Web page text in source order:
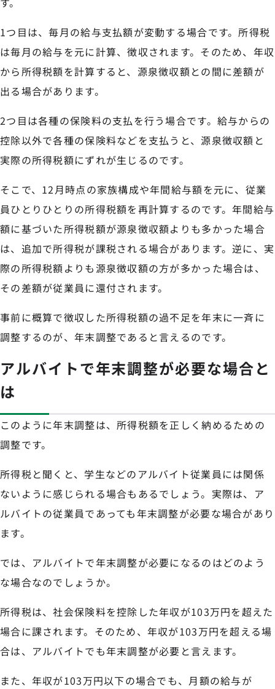
1つ目は、毎月の給与支払額が変動する場合です。所得税
は毎月の給与を元に計算、徴収されます。そのため、年収
から所得税額を計算すると、源泉徴収額との間に差額が
出る場合があります。
2つ目は各種の保険料の支払を行う場合です。給与からの
控除以外で各種の保険料などを支払うと、源泉徴収額と
実際の所得税額にずれが生じるのです。
そこで、12月時点の家族構成や年間給与額を元に、従業
員ひとりひとりの所得税額を再計算するのです。年間給与
額に基づいた所得税額が源泉徴収額よりも多かった場合
は、追加で所得税が課税される場合があります。逆に、実
際の所得税額よりも源泉徴収額の方が多かった場合は、
その差額が従業員に還付されます。
事前に概算で徴収した所得税額の過不足を年末に一斉に
調整するのが、年末調整であると言えるのです。
アルバイトで年末調整が必要な場合と
は
このように年末調整は、所得税額を正しく納めるための
調整です。
所得税と聞くと、学生などのアルバイト従業員には関係
ないように感じられる場合もあるでしょう。実際は、ア
ルバイトの従業員であっても年末調整が必要な場合があり
ます。
では、アルバイトで年末調整が必要になるのはどのよう
な場合なのでしょうか。
所得税は、社会保険料を控除した年収が103万円を超えた
場合に課されます。そのため、年収が103万円を超える場
合は、アルバイトでも年末調整が必要と言えます。
また、年収が103万円以下の場合でも、月額の給与が